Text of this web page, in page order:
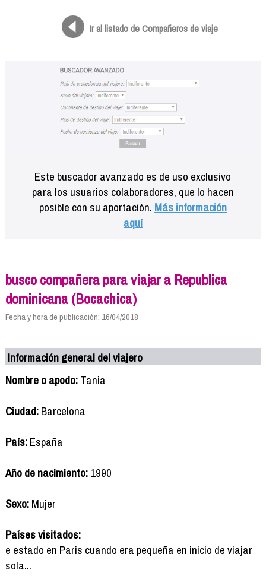
Ir al listado de Compañeros de viaje
Este buscador avanzado es de uso exclusivo
para los usuarios colaboradores, que lo hacen
posible con su aportación. Más información
aquí
busco compañera para viajar a Republica
dominicana (Bocachica)
Fecha y hora de publicación: 16/04/2018
Información general del viajero
Nombre o apodo:Tania
Ciudad:Barcelona
País:España
Año de nacimiento:1990
Sexo:Mujer
Países visitados:
e estado en Paris cuando era pequeña en inicio de viajar
sola...